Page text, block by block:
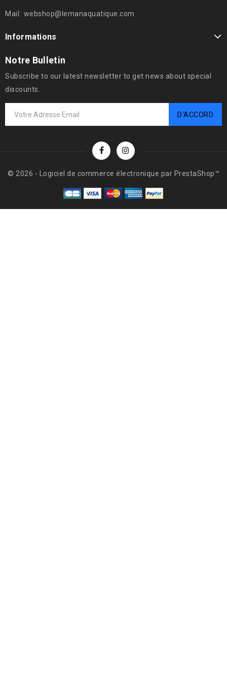
Mail: webshop@lemanaquatique.com
Informations
Notre Bulletin
Subscribe to our latest newsletter to get news about special
discounts.
© 2026 - Logiciel de commerce électronique par PrestaShop™